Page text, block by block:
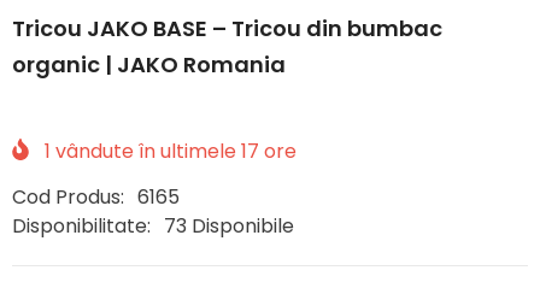
Tricou JAKO BASE – Tricou din bumbac
organic | JAKO Romania
1 vândute în ultimele 17 ore
Cod Produs: 6165
Disponibilitate: 73 Disponibile